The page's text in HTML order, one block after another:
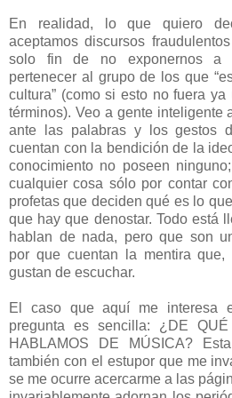
En realidad, lo que quiero
aceptamos discursos
solo fin de no exponernos a
pertenecer al grupo de los que
cultura” (como si esto no fuera
términos). Veo a gente inteligente
ante las palabras y los gestos
cuentan con la bendición de la
conocimiento no poseen
cualquier cosa sólo por contar
profetas que deciden qué es lo
que hay que denostar. Todo está
hablan de nada, pero que son
por que cuentan la mentira que,
gustan de escuchar.
El caso que aquí me interesa
pregunta es sencilla: ¿DE
HABLAMOS DE MÚSICA?
también con el estupor que me
se me ocurre acercarme a las